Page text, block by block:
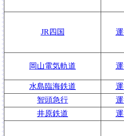
JR四国
岡山電気軌道
水島臨海鉄道
智頭急行
井原鉄道